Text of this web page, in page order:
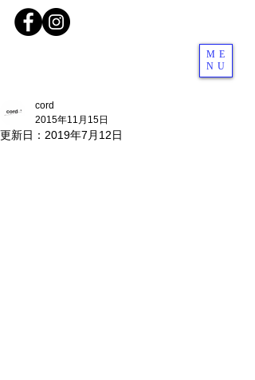
ME
NU
cord
2015年11月15日
更新日： 2019年7月12日